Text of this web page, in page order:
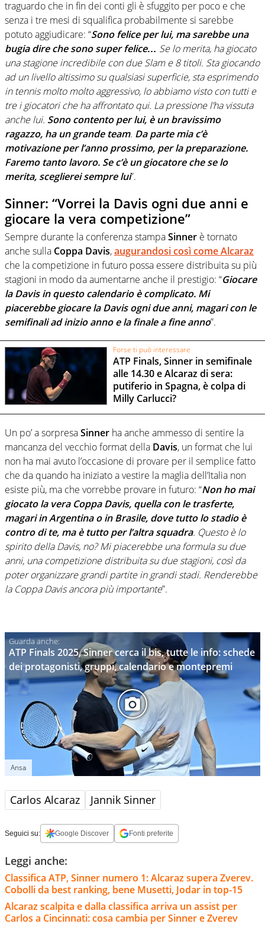
traguardo che in fin dei conti gli è sfuggito per poco e che
senza i tre mesi di squalifica probabilmente si sarebbe
potuto aggiudicare: “Sono felice per lui, ma sarebbe una
bugia dire che sono super felice… Se lo merita, ha giocato
una stagione incredibile con due Slam e 8 titoli. Sta giocando
ad un livello altissimo su qualsiasi superficie, sta esprimendo
in tennis molto molto aggressivo, lo abbiamo visto con tutti e
tre i giocatori che ha affrontato qui. La pressione l’ha vissuta
anche lui. Sono contento per lui, è un bravissimo
ragazzo, ha un grande team. Da parte mia c’è
motivazione per l’anno prossimo, per la preparazione.
Faremo tanto lavoro. Se c’è un giocatore che se lo
merita, sceglierei sempre lui”.
Sinner: “Vorrei la Davis ogni due anni e
giocare la vera competizione”
Sempre durante la conferenza stampaSinner è tornato
anche sulla Coppa Davis,augurandosi così comeAlcaraz
che la competizione in futuro possa essere distribuita su più
stagioni in modo da aumentarne anche il prestigio: “Giocare
la Davis in questo calendario è complicato. Mi
piacerebbe giocare la Davis ogni due anni, magari con le
semifinali ad inizio anno e la finale a fine anno”.
Forse ti può interessare
ATP Finals, Sinner in semifinale
alle 14.30 e Alcaraz di sera:
putiferio in Spagna, è colpa di
Milly Carlucci?
Un po’ a sorpresaSinner ha anche ammesso di sentire la
mancanza del vecchio format della Davis, un format che lui
non ha mai avuto l’occasione di provare per il semplice fatto
che da quando ha iniziato a vestire la maglia dell’Italia non
esiste più, ma che vorrebbe provare in futuro: “Non ho mai
giocato la vera Coppa Davis, quella con le trasferte,
magari in Argentina o in Brasile, dove tutto lo stadio è
contro di te, ma è tutto per l’altra squadra. Questo è lo
spirito della Davis, no? Mi piacerebbe una formula su due
anni, una competizione distribuita su due stagioni, così da
poter organizzare grandi partite in grandi stadi. Renderebbe
la Coppa Davis ancora più importante”.
ATP Finals 2025, Sinner cerca il bis, tutte le info: schede
dei protagonisti, gruppi, calendario e montepremi
Ansa
Carlos Alcaraz Jannik Sinner
Seguici su: Google Discover Fonti preferite
Leggi anche:
Classifica ATP, Sinner numero 1: Alcaraz supera Zverev.
Cobolli da best ranking, bene Musetti, Jodar in top-15
Alcaraz scalpita e dalla classifica arriva un assist per
Carlos a Cincinnati: cosa cambia per Sinner e Zverev